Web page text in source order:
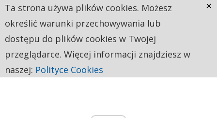
Ta strona używa plików cookies. Możesz
określić warunki przechowywania lub
dostępu do plików cookies w Twojej
przeglądarce. Więcej informacji znajdziesz w
naszej: Polityce Cookies
×